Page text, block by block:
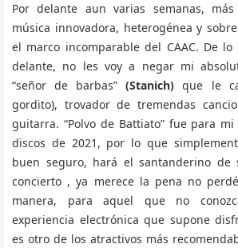
Por delante aun varias semanas,
música innovadora, heterogénea y
el marco incomparable del CAAC. De
delante, no les voy a negar mi
“señor de barbas”(Stanich) que le
gordito), trovador de tremendas
guitarra. “Polvo de Battiato” fue para
discos de 2021, por lo que
buen seguro, hará el santanderino de
concierto , ya merece la pena no
manera, para aquel que no
experiencia electrónica que supone
es otro de los atractivos más